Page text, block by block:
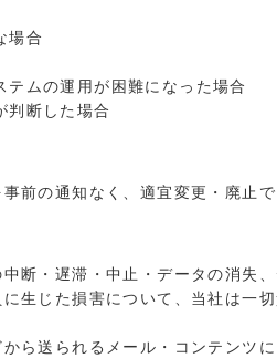
場合
ムの運用が困難になった場合
判断した場合
前の通知なく、適宜変更・廃止で
断・遅滞・中止・データの消失
生じた損害について、当社は一
ら送られるメール・コンテンツ